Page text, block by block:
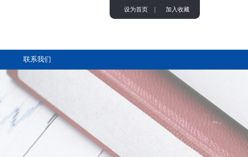
设为首页 加入收藏
联系我们